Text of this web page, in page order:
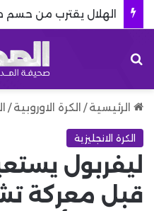
الرئيسية / الكرة الاوروبية /
الكرة الانجليزية
ليفربول
قبل معركة